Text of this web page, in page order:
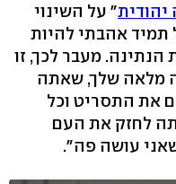
יהודית" על השינוי
אהבתי להיות
הנתינה. מעבר לכך, זו
מלאה שלך, שאתה
את התסריט וכל
לחזק את העם
עושה פה".